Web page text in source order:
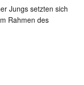
Jungs setzten sich
Rahmen des